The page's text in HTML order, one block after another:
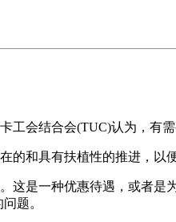
结合会(TUC)认为，有需
和具有扶植性的推进，以
是一种优惠待遇，或者是
题。